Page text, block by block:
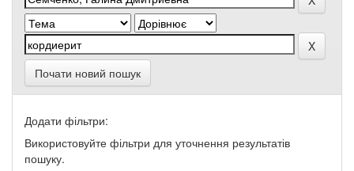
Почати новий пошук
Додати фільтри:
Використовуйте фільтри для уточнення результатів
пошуку.